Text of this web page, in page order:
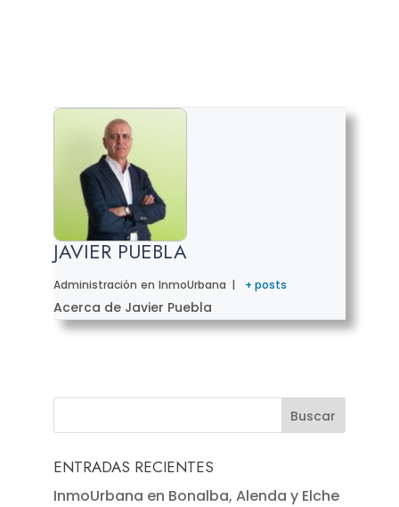
JAVIER PUEBLA
Administración en InmoUrbana | + posts
Acerca de Javier Puebla
ENTRADAS RECIENTES
InmoUrbana en Bonalba, Alenda y Elche